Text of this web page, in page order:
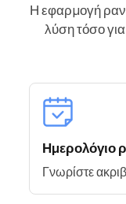
Η εφαρμογή
λύση τόσο
Ημερολόγιο
Γνωρίστε